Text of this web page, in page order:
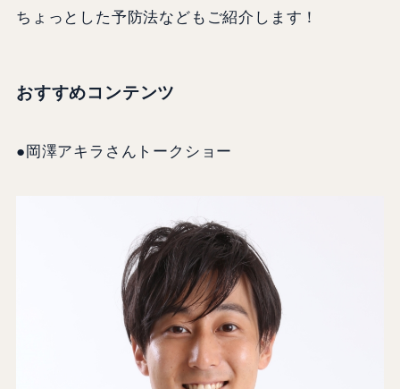
ちょっとした予防法などもご紹介します！
おすすめコンテンツ
●岡澤アキラさんトークショー